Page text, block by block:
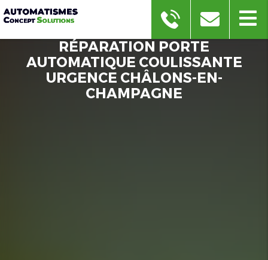
RÉPARATION PORTE
AUTOMATIQUE COULISSANTE
URGENCE CHÂLONS-EN-
CHAMPAGNE